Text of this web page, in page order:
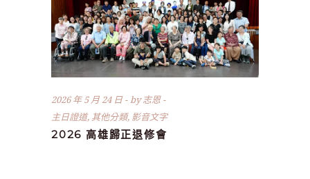
2026 年 5 月 24 日 by志恩
主日證道, 其他分類, 影音文字
2026 高雄歸正退修會